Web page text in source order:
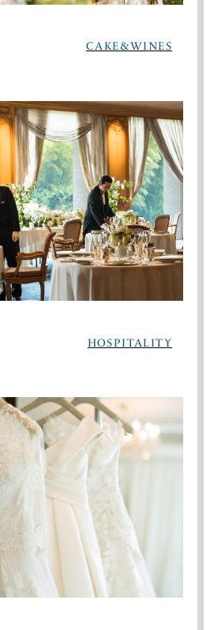
CAKE&WINES
HOSPITALITY